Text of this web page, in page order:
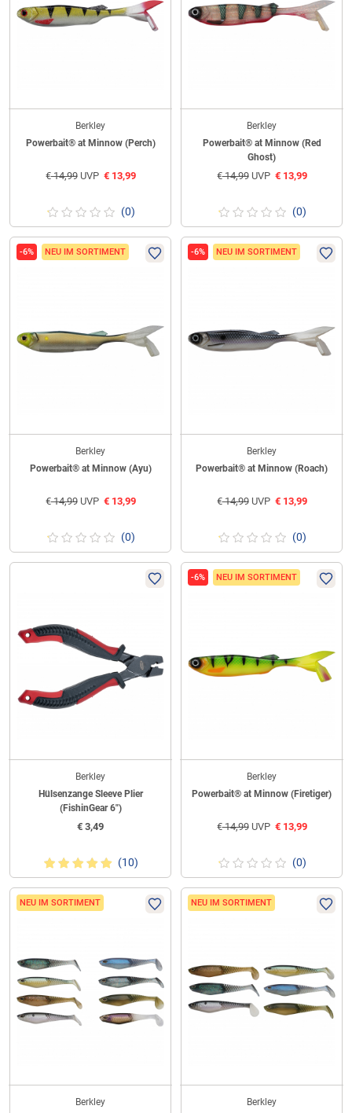
Berkley
Powerbait® at Minnow (Perch)
€14,99UVP €13,99
(0)
Berkley
Powerbait® at Minnow (Red
Ghost)
€14,99UVP €13,99
(0)
-6% NEU IM SORTIMENT
Berkley
Powerbait® at Minnow (Ayu)
€14,99UVP €13,99
(0)
-6% NEU IM SORTIMENT
Berkley
Powerbait® at Minnow (Roach)
€14,99UVP €13,99
(0)
Berkley
Hülsenzange Sleeve Plier
(FishinGear 6")
€ 3,49
(10)
-6% NEU IM SORTIMENT
Berkley
Powerbait® at Minnow (Firetiger)
€14,99UVP €13,99
(0)
NEU IM SORTIMENT
Berkley
NEU IM SORTIMENT
Berkley